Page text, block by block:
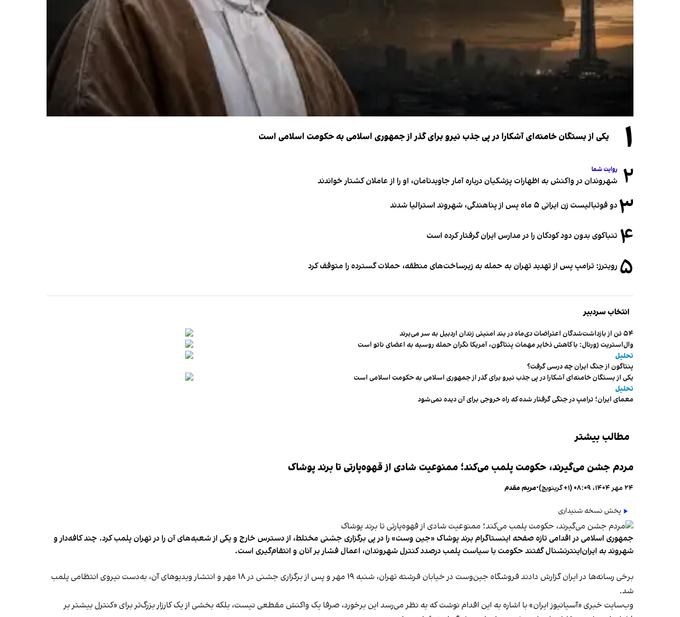
۱ یکی از بستگان خامنه‌ای آشکارا در پی جذب نیرو برای گذر از جمهوری اسلامی به حکومت اسلامی است
۲ روایت شما
شهروندان در واکنش به اظهارات پزشکیان درباره آمار جاویدنامان، او را از عاملان کشتار خواندند
۳دو فوتبالیست زن ایرانی ۵ ماه پس از پناهندگی، شهروند استرالیا شدند
۴ تنباکوی بدون دود کودکان را در مدارس ایران گرفتار کرده است
۵ رویترز: ترامپ پس از تهدید تهران به حمله به زیرساخت‌های منطقه، حملات گسترده را متوقف کرد
انتخاب سردبیر
۵۴ تن از بازداشت‌شدگان اعتراضات دی‌ماه در بند امنیتی زندان اردبیل به سر می‌برند
وال‌استریت ژورنال: با کاهش ذخایر مهمات پنتاگون، آمریکا نگران حمله روسیه به اعضای ناتو‌ است
تحلیل
پنتاگون از جنگ ایران چه درسی گرفت؟
یکی از بستگان خامنه‌ای آشکارا در پی جذب نیرو برای گذر از جمهوری اسلامی به حکومت اسلامی است
تحلیل
معمای ایران؛ ترامپ در جنگی گرفتار شده که راه خروجی برای آن دیده نمی‌شود
مطالب بیشتر
مردم جشن می‌گیرند، حکومت پلمب می‌کند؛ ممنوعیت شادی از قهوه‌پارتی تا برند پوشاک
۲۴ مهر ۱۴۰۴، ۰۸:۰۹ (‎+۱ گرینویچ) •مریم مقدم
پخش نسخه شنیداری
جمهوری اسلامی در اقدامی تازه صفحه اینستاگرام برند پوشاک «جین وست» را در پی برگزاری جشنی مختلط، از دسترس خارج و یکی از شعبه‌های آن را در تهران پلمب کرد. چند کافه‌‌دار و
شهروند به ایران‌اینترنشنال گفتند حکومت با سیاست پلمب درصدد کنترل شهروندان، اعمال فشار بر آنان و انتقام‌گیری است.
برخی رسانه‌ها در ایران گزارش دادند فروشگاه جین‌وست در خیابان فرشته تهران، شنبه ۱۹ مهر و پس از برگزاری جشنی در ۱۸ مهر و انتشار ویدیوهای آن، به‌دست نیروی انتظامی پلمب
شد.
وب‌سایت خبری «آسیانیوز ایران» با اشاره به این اقدام نوشت که به نظر می‌رسد این برخورد، صرفا یک واکنش مقطعی نیست، بلکه بخشی از یک کارزار بزرگ‌تر برای «کنترل بیشتر بر